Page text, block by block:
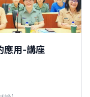
應用-講座